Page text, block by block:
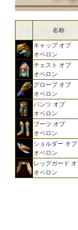
名称
キャップ オブ
オベロン
チェスト オブ
オベロン
グローブ オブ
オベロン
パンツ オブ
オベロン
ブーツ オブ
オベロン
ショルダー オブ
オベロン
レッグガード
オベロン